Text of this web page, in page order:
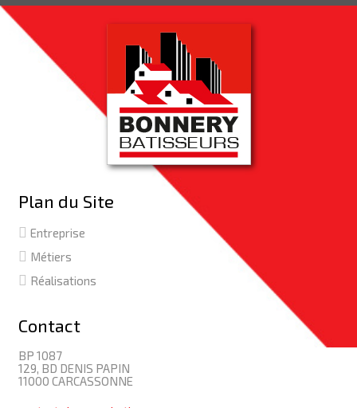
Plan du Site
Entreprise
Métiers
Réalisations
Contact
BP 1087
129, BD DENIS PAPIN
11000 CARCASSONNE